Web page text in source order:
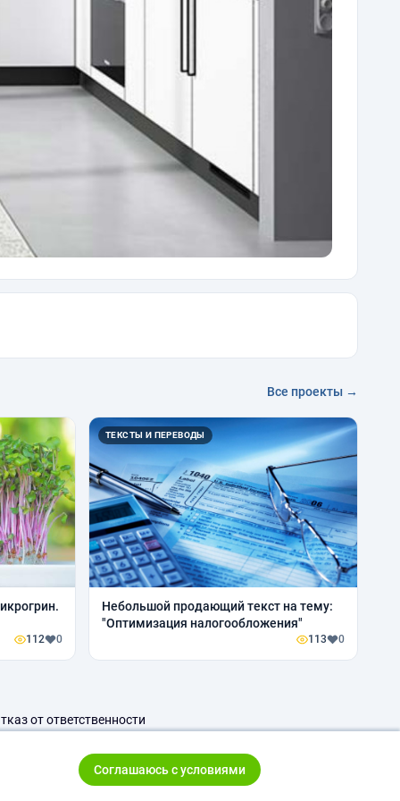
Все проекты →
112 0
ТЕКСТЫ И ПЕРЕВОДЫ
Небольшой продающий текст на тему:
"Оптимизация налогообложения"
113 0
от ответственности
Соглашаюсь с условиями